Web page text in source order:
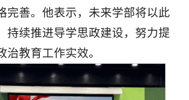
完善。他表示，未来学部将以此
持续推进导学思政建设，努力提
治教育工作实效。